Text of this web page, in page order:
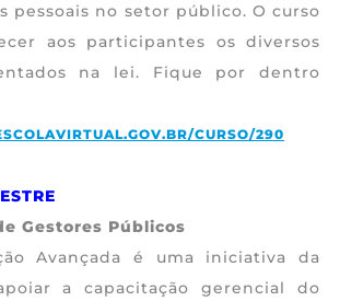
pessoais no setor público. O curso
aos participantes os diversos
na lei. Fique por dentro
CURSO/290
Gestores Públicos
Avançada é uma iniciativa da
a capacitação gerencial do